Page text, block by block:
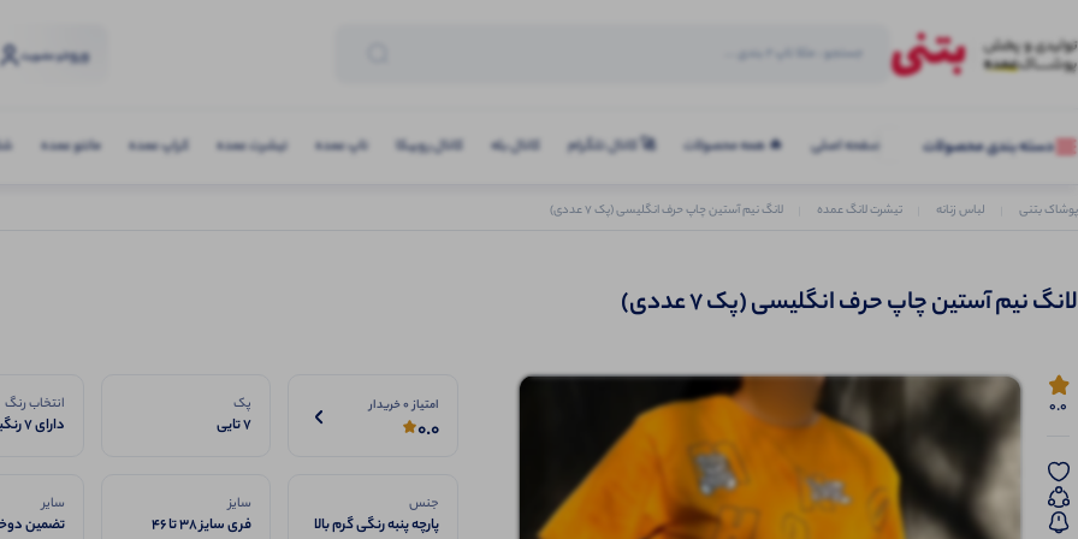
ورودو عضویت
دسته بندی محصولات صفحه اصلی 🔥 همه محصولات 🚀 کانال تلگرام کانال بله کانال روبیکا تاپ عمده تیشرت عمده کراپ عمده مانتو عمده
پوشاک بتنی لباس زنانه تیشرت لانگ عمده لانگ نیم آستین چاپ حرف انگلیسی (پک 7 عددی)
لانگ نیم آستین چاپ حرف انگلیسی (پک 7 عددی)
0.0 امتیاز 0 خریدار
0.0
پک
7 تایی
انتخاب رنگ
دارای 7 رنگبندی
جنس
پارچه پنبه رنگی گرم بالا
سایز
فری سایز 38 تا 46
سایر
تضمین